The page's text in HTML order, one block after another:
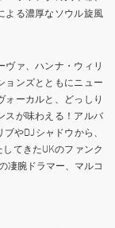
よる濃厚なソウル旋風
ヴァ、ハンナ・ウィリ
ョンズとともにニュー
ォーカルと、どっしり
スが味わえる！アルバ
やDJシャドウから、
てきたUKのファンク
凄腕ドラマー、マルコ